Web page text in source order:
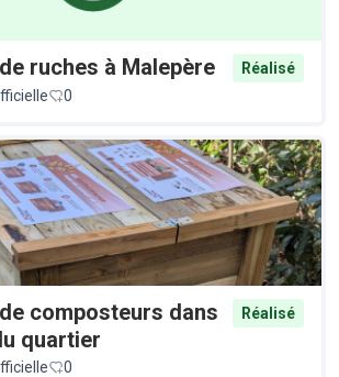
ruches à Malepère
Réalisé
0
composteurs dans
quartier
Réalisé
0